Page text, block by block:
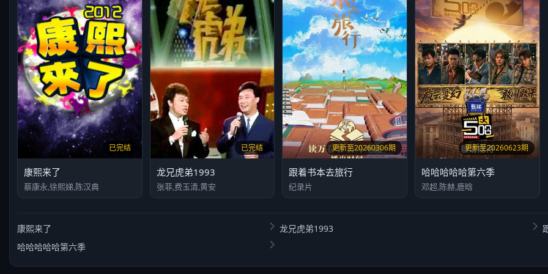
已完结
康熙来了
蔡康永,徐熙娣,陈汉典
已完结
龙兄虎弟1993
张菲,费玉清,黄安
更新至20260306期
跟着书本去旅行
纪录片
更新至20260623期
哈哈哈哈哈第六季
邓超,陈赫,鹿晗
康熙来了 龙兄虎弟1993
哈哈哈哈哈第六季